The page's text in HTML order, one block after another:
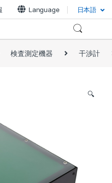
Language 日本語
検査測定機器 干渉計
🔍